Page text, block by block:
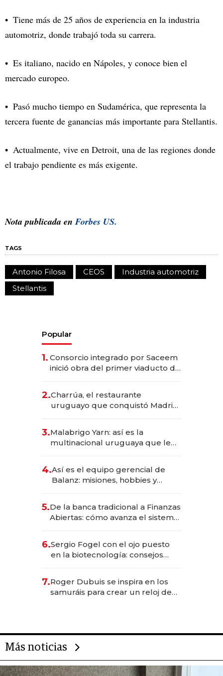
Tiene más de 25 años de experiencia en la industria
automotriz, donde trabajó toda su carrera.
Es italiano, nacido en Nápoles, y conoce bien el
mercado europeo.
Pasó mucho tiempo en Sudamérica, que representa la
tercera fuente de ganancias más importante para Stellantis.
Actualmente, vive en Detroit, una de las regiones donde
el trabajo pendiente es más exigente.
Nota publicada enForbes US.
TAGS
Antonio Filosa CEOS
Industria automotriz
Stellantis
Popular
1. Consorcio integrado por Saceem
inició obra del primer viaducto de
millones
2.Charrúa, el restaurante
uruguayo que conquistó Madrid:
anticipación y prepara apertura
3.Malabrigo Yarn: así es la
multinacional uruguaya que le
4.Así es el equipo gerencial de
Balanz: misiones, hobbies y
5.De la banca tradicional a Finanzas
Abiertas: cómo avanza el sistema
6.Sergio Fogel con el ojo puesto
en la biotecnología: consejos
rol de la IA
7.Roger Dubuis se inspira en los
samuráis para crear un reloj de
Más noticias